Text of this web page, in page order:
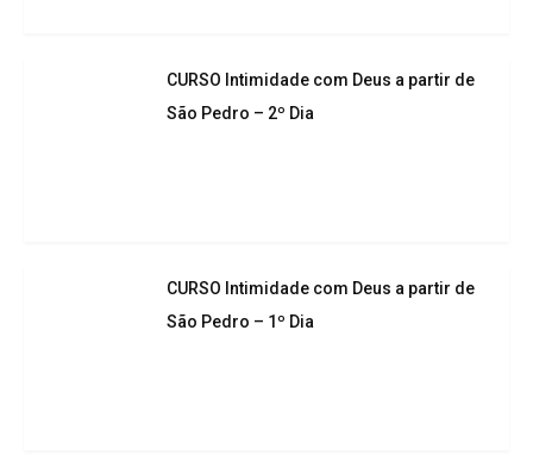
CURSO Intimidade com Deus a partir de
São Pedro – 2º Dia
CURSO Intimidade com Deus a partir de
São Pedro – 1º Dia